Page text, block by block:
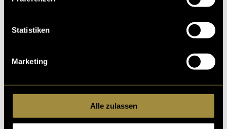
Statistiken
Marketing
Alle zulassen